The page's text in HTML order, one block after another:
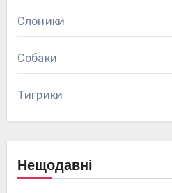
Слоники
Собаки
Тигрики
Нещодавні